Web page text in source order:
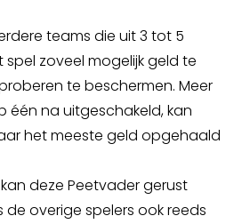
teams die uit 3 tot 5
zoveel mogelijk geld te
te beschermen. Meer
één na uitgeschakeld, kan
het meeste geld opgehaald
deze Peetvader gerust
overige spelers ook reeds